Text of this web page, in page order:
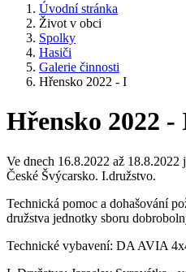
Úvodní stránka
Život v obci
Spolky
Hasiči
Galerie činnosti
Hřensko 2022 - I
Hřensko 2022 -
Ve dnech 16.8.2022 až
České Švýcarsko. I.družstvo.
Technická pomoc a dohašování
družstva jednotky sboru
Technické vybavení: DA AVIA